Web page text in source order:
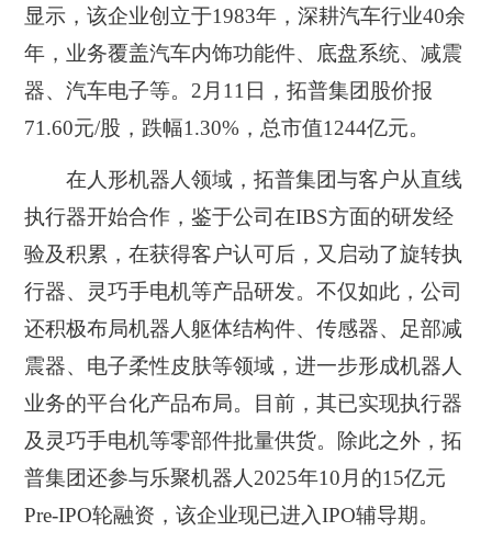
显示，该企业创立于1983年，深耕汽车行业40余
年，业务覆盖汽车内饰功能件、底盘系统、减震
器、汽车电子等。2月11日，拓普集团股价报
71.60元/股，跌幅1.30%，总市值1244亿元。
在人形机器人领域，拓普集团与客户从直线
执行器开始合作，鉴于公司在IBS方面的研发经
验及积累，在获得客户认可后，又启动了旋转执
行器、灵巧手电机等产品研发。不仅如此，公司
还积极布局机器人躯体结构件、传感器、足部减
震器、电子柔性皮肤等领域，进一步形成机器人
业务的平台化产品布局。目前，其已实现执行器
及灵巧手电机等零部件批量供货。除此之外，拓
普集团还参与乐聚机器人2025年10月的15亿元
Pre-IPO轮融资，该企业现已进入IPO辅导期。